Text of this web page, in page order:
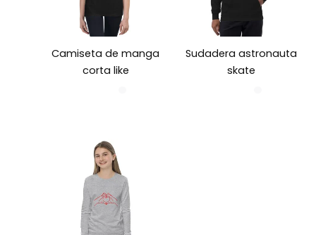
Camiseta de manga
corta like
Sudadera astronauta
skate